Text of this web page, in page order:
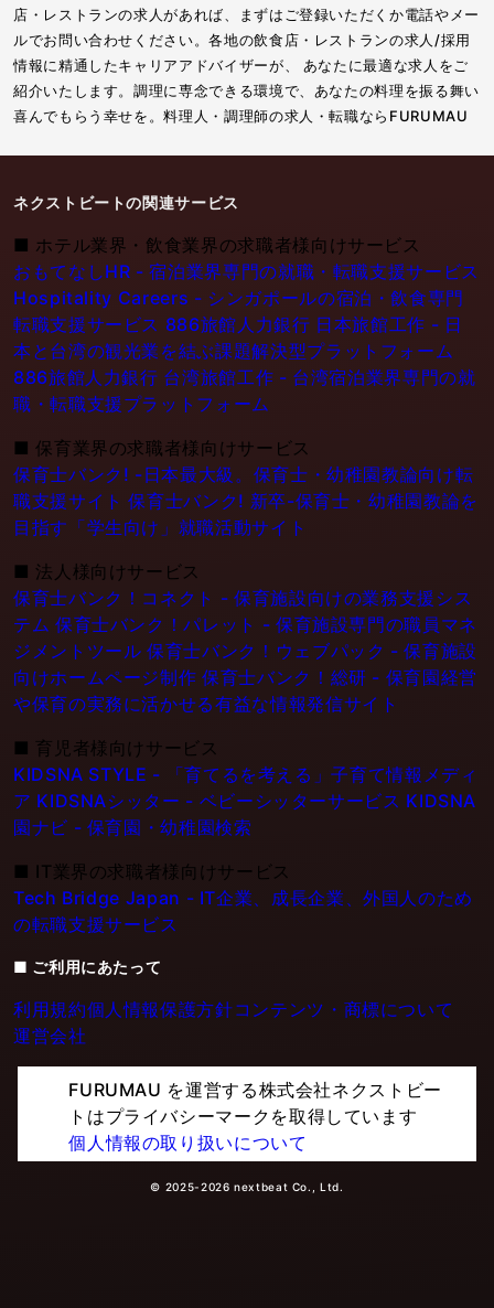
店・レストランの求人があれば、まずはご登録いただくか電話やメー
ルでお問い合わせください。各地の飲食店・レストランの求人/採用
情報に精通したキャリアアドバイザーが、 あなたに最適な求人をご
紹介いたします。調理に専念できる環境で、あなたの料理を振る舞い
喜んでもらう幸せを。料理人・調理師の求人・転職ならFURUMAU
ネクストビートの関連サービス
■ ホテル業界・飲食業界の求職者様向けサービス
おもてなしHR - 宿泊業界専門の就職・転職支援サービス
Hospitality Careers - シンガポールの宿泊・飲食専門
転職支援サービス 886旅館人力銀行 日本旅館工作 - 日
本と台湾の観光業を結ぶ課題解決型プラットフォーム
886旅館人力銀行 台湾旅館工作 - 台湾宿泊業界専門の就
職・転職支援プラットフォーム
■ 保育業界の求職者様向けサービス
保育士バンク! -日本最大級。保育士・幼稚園教論向け転
職支援サイト 保育士バンク! 新卒-保育士・幼稚園教論を
目指す「学生向け」就職活動サイト
■ 法人様向けサービス
保育士バンク！コネクト - 保育施設向けの業務支援シス
テム 保育士バンク！パレット - 保育施設専門の職員マネ
ジメントツール 保育士バンク！ウェブパック - 保育施設
向けホームページ制作 保育士バンク！総研 - 保育園経営
や保育の実務に活かせる有益な情報発信サイト
■ 育児者様向けサービス
KIDSNA STYLE - 「育てるを考える」子育て情報メディ
ア KIDSNAシッター - ベビーシッターサービス KIDSNA
園ナビ - 保育園・幼稚園検索
■ IT業界の求職者様向けサービス
Tech Bridge Japan - IT企業、成長企業、外国人のため
の転職支援サービス
■ ご利用にあたって
利用規約個人情報保護方針コンテンツ・商標について
運営会社
FURUMAU を運営する株式会社ネクストビー
トはプライバシーマークを取得しています
個人情報の取り扱いについて
© 2025-2026 nextbeat Co., Ltd.